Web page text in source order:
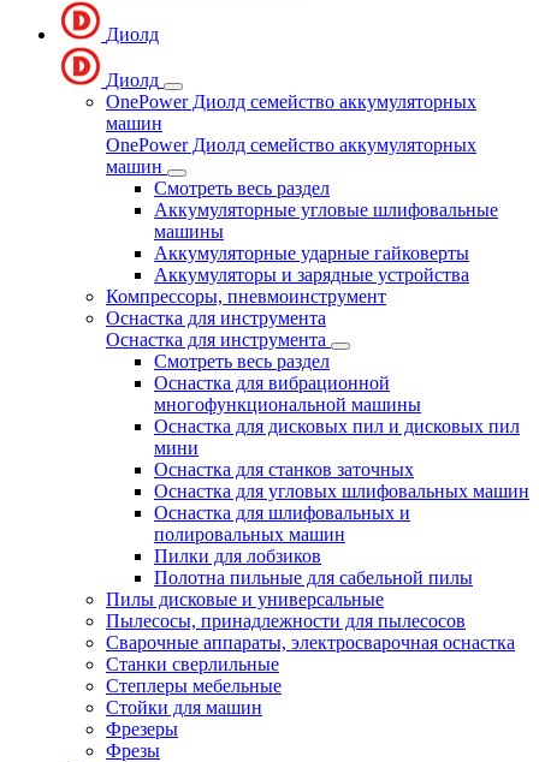
Диолд
Диолд
OnePower Диолд семейство аккумуляторных
машин
OnePower Диолд семейство аккумуляторных
машин
Смотреть весь раздел
Аккумуляторные угловые шлифовальные
машины
Аккумуляторные ударные гайковерты
Аккумуляторы и зарядные устройства
Компрессоры, пневмоинструмент
Оснастка для инструмента
Оснастка для инструмента
Смотреть весь раздел
Оснастка для вибрационной
многофункциональной машины
Оснастка для дисковых пил и дисковых пил
мини
Оснастка для станков заточных
Оснастка для угловых шлифовальных машин
Оснастка для шлифовальных и
полировальных машин
Пилки для лобзиков
Полотна пильные для сабельной пилы
Пилы дисковые и универсальные
Пылесосы, принадлежности для пылесосов
Сварочные аппараты, электросварочная оснастка
Станки сверлильные
Степлеры мебельные
Стойки для машин
Фрезеры
Фрезы